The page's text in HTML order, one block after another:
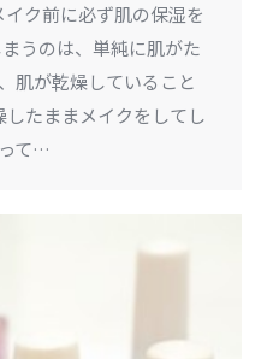
ク前に必ず肌の保湿を
うのは、単純に肌がた
肌が乾燥していること
たままメイクをしてし
て…